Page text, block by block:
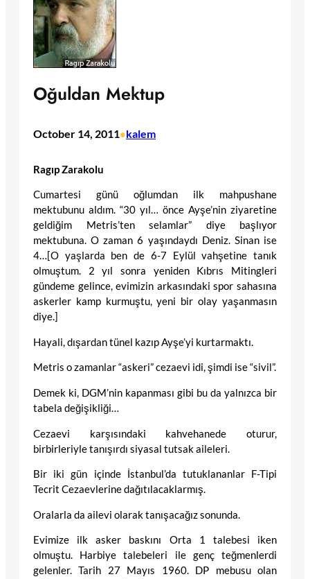
Oğuldan Mektup
October 14, 2011•kalem
Ragıp Zarakolu
Cumartesi günü oğlumdan ilk mahpushane
mektubunu aldım. “30 yıl… önce Ayşe’nin ziyaretine
geldiğim Metris’ten selamlar” diye başlıyor
mektubuna. O zaman 6 yaşındaydı Deniz. Sinan ise
4…[O yaşlarda ben de 6-7 Eylül vahşetine tanık
olmuştum. 2 yıl sonra yeniden Kıbrıs Mitingleri
gündeme gelince, evimizin arkasındaki spor sahasına
askerler kamp kurmuştu, yeni bir olay yaşanmasın
diye.]
Hayali, dışardan tünel kazıp Ayşe’yi kurtarmaktı.
Metris o zamanlar “askeri” cezaevi idi, şimdi ise “sivil”.
Demek ki, DGM’nin kapanması gibi bu da yalnızca bir
tabela değişikliği…
Cezaevi karşısındaki kahvehanede oturur,
birbirleriyle tanışırdı siyasal tutsak aileleri.
Bir iki gün içinde İstanbul’da tutuklananlar F-Tipi
Tecrit Cezaevlerine dağıtılacaklarmış.
Oralarla da ailevi olarak tanışacağız sonunda.
Evimize ilk asker baskını Orta 1 talebesi iken
olmuştu. Harbiye talebeleri ile genç teğmenlerdi
gelenler. Tarih 27 Mayıs 1960. DP mebusu olan